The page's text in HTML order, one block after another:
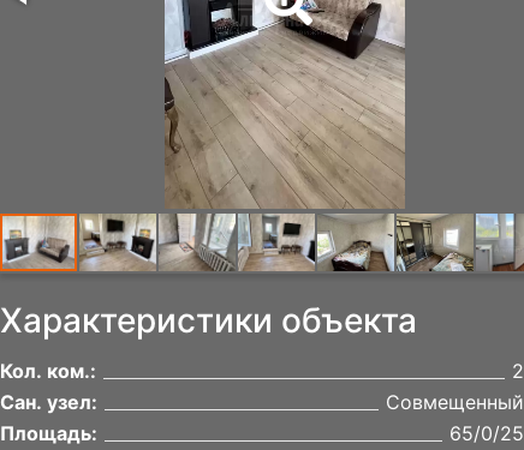
Характеристики объекта
Кол. ком.:
2
Сан. узел:
Совмещенный
Площадь:
65/0/25